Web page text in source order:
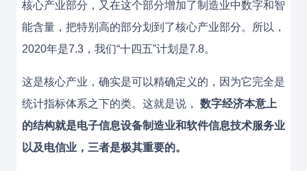
核心产业部分，又在这个部分增加了制造业中数字和智
能含量，把特别高的部分划到了核心产业部分。所以，
2020年是7.3，我们“十四五”计划是7.8。
这是核心产业，确实是可以精确定义的，因为它完全是
统计指标体系之下的类。这就是说， 数字经济本意上
的结构就是电子信息设备制造业和软件信息技术服务业
以及电信业，三者是极其重要的。